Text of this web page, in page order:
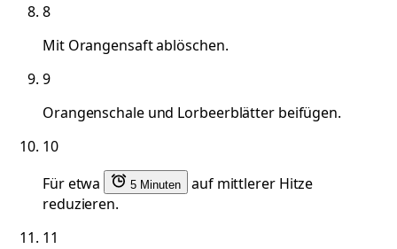
8
Mit Orangensaft ablöschen.
9
Orangenschale und Lorbeerblätter beifügen.
10
Für etwa
5 Minuten
auf mittlerer Hitze
reduzieren.
11